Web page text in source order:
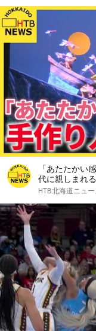
「あたたかい
代に親しまれ
HTB北海道ニュー